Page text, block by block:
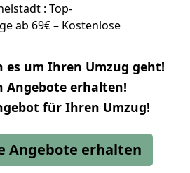
: Top-
ab 69€ – Kostenlose
um Ihren Umzug geht!
Angebote erhalten!
für Ihren Umzug!
Angebote erhalten